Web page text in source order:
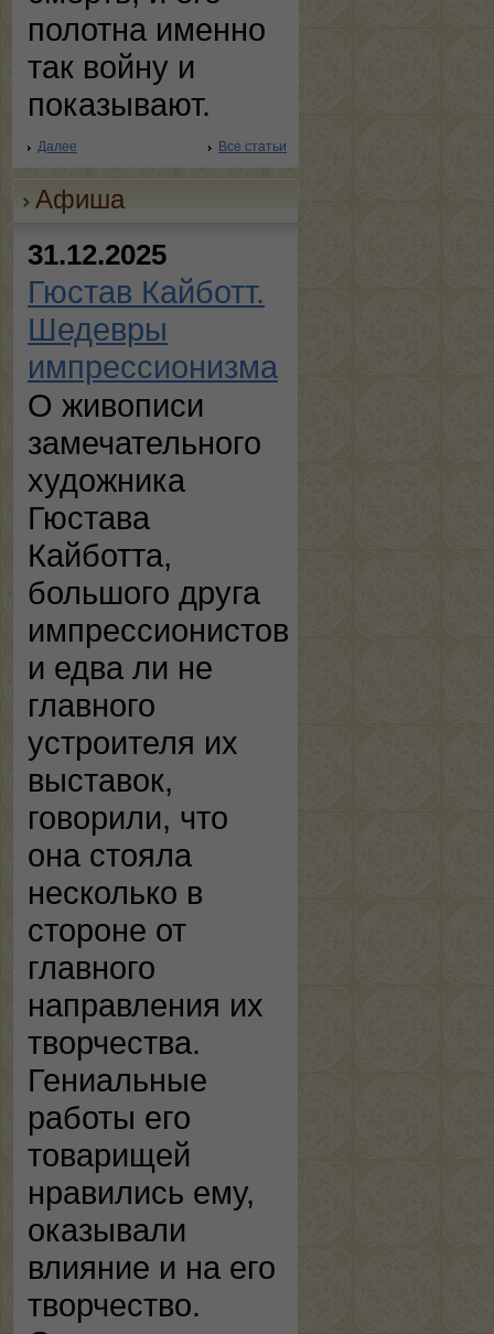
полотна именно
так войну и
показывают.
Далее Все статьи
Афиша
31.12.2025
Гюстав Кайботт.
Шедевры
импрессионизма
О живописи
замечательного
художника
Гюстава
Кайботта,
большого друга
импрессионистов
и едва ли не
главного
устроителя их
выставок,
говорили, что
она стояла
несколько в
стороне от
главного
направления их
творчества.
Гениальные
работы его
товарищей
нравились ему,
оказывали
влияние и на его
творчество.